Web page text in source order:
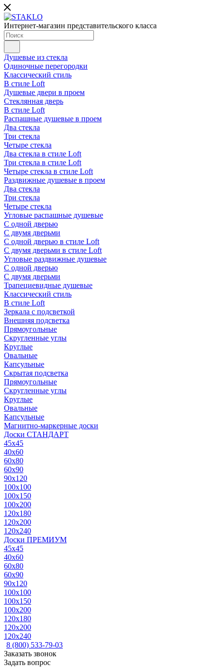
Интернет-магазин представительского класса
Душевые из стекла
Одиночные перегородки
Классический стиль
В стиле Loft
Душевые двери в проем
Стеклянная дверь
В стиле Loft
Распашные душевые в проем
Два стекла
Три стекла
Четыре стекла
Два стекла в стиле Loft
Три стекла в стиле Loft
Четыре стекла в стиле Loft
Раздвижные душевые в проем
Два стекла
Три стекла
Четыре стекла
Угловые распашные душевые
С одной дверью
С двумя дверьми
С одной дверью в стиле Loft
С двумя дверьми в стиле Loft
Угловые раздвижные душевые
С одной дверью
С двумя дверьми
Трапециевидные душевые
Классический стиль
В стиле Loft
Зеркала с подсветкой
Внешняя подсветка
Прямоугольные
Скругленные углы
Круглые
Овальные
Капсульные
Скрытая подсветка
Прямоугольные
Скругленные углы
Круглые
Овальные
Капсульные
Магнитно-маркерные доски
Доски СТАНДАРТ
45x45
40x60
60x80
60x90
90x120
100x100
100x150
100x200
120x180
120x200
120x240
Доски ПРЕМИУМ
45x45
40x60
60x80
60x90
90x120
100x100
100x150
100x200
120x180
120x200
120x240
8 (800) 533-79-03
Заказать звонок
Задать вопрос